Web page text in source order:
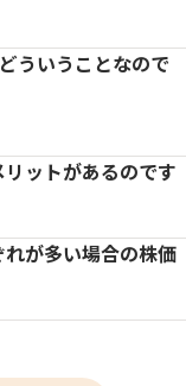
ういうことなので
ットがあるのです
が多い場合の株価